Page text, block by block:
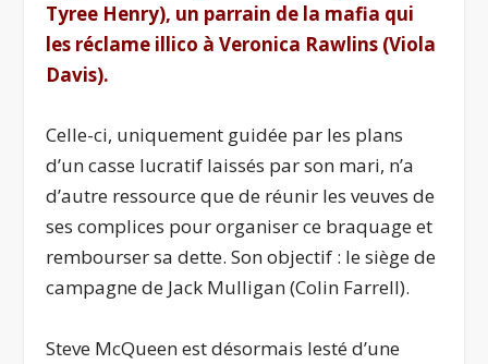
Tyree Henry), un parrain de la mafia qui
les réclame illico à Veronica Rawlins (Viola
Davis).
Celle-ci, uniquement guidée par les plans
d’un casse lucratif laissés par son mari, n’a
d’autre ressource que de réunir les veuves de
ses complices pour organiser ce braquage et
rembourser sa dette. Son objectif : le siège de
campagne de Jack Mulligan (Colin Farrell).
Steve McQueen est désormais lesté d’une